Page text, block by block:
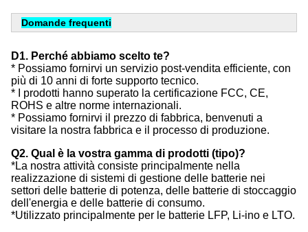
Domande frequenti
D1. Perché abbiamo scelto te?
* Possiamo fornirvi un servizio post-vendita efficiente, con
più di 10 anni di forte supporto tecnico.
* I prodotti hanno superato la certificazione FCC, CE,
ROHS e altre norme internazionali.
* Possiamo fornirvi il prezzo di fabbrica, benvenuti a
visitare la nostra fabbrica e il processo di produzione.
Q2. Qual è la vostra gamma di prodotti (tipo)?
*La nostra attività consiste principalmente nella
realizzazione di sistemi di gestione delle batterie nei
settori delle batterie di potenza, delle batterie di stoccaggio
dell'energia e delle batterie di consumo.
*Utilizzato principalmente per le batterie LFP, Li-ino e LTO.